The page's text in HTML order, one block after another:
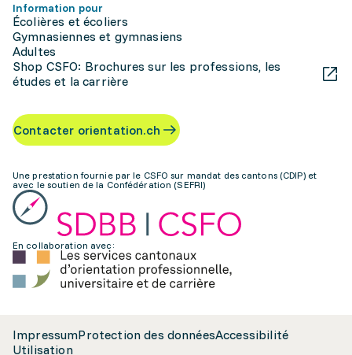
Information pour
Écolières et écoliers
Gymnasiennes et gymnasiens
Adultes
Shop CSFO: Brochures sur les professions, les
études et la carrière
Contacter orientation.ch
Une prestation fournie par le CSFO sur mandat des cantons (CDIP) et
avec le soutien de la Confédération (SEFRI)
En collaboration avec:
ImpressumProtection des donnéesAccessibilité
Utilisation